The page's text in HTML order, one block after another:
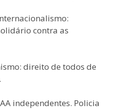
contra as
direito de todos de
independentes. Policia